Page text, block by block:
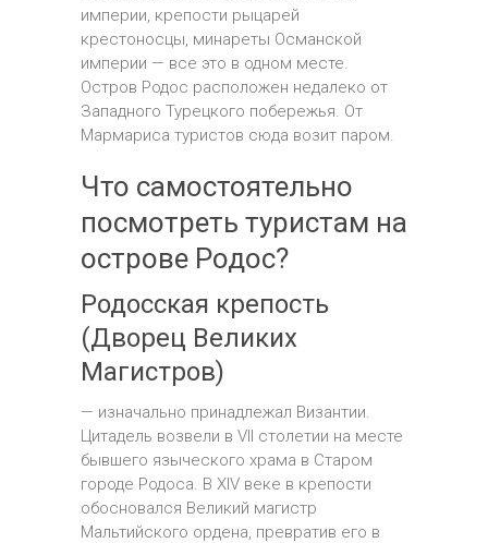
империи, крепости рыцарей
крестоносцы, минареты Османской
империи — все это в одном месте.
Остров Родос расположен недалеко от
Западного Турецкого побережья. От
Мармариса туристов сюда возит паром.
Что самостоятельно
посмотреть туристам на
острове Родос?
Родосская крепость
(Дворец Великих
Магистров)
— изначально принадлежал Византии.
Цитадель возвели в VII столетии на месте
бывшего языческого храма в Старом
городе Родоса. В XIV веке в крепости
обосновался Великий магистр
Мальтийского ордена, превратив его в